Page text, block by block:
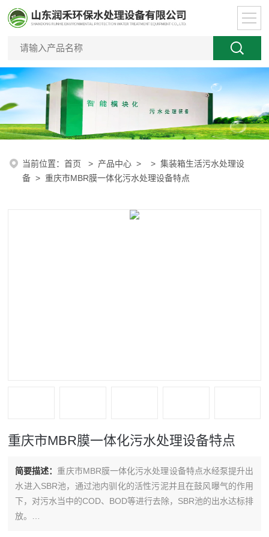
当前位置：首页 > 产品中心 > >集装箱生活污水处理设
备 > 重庆市MBR膜一体化污水处理设备特点
重庆市MBR膜一体化污水处理设备特点
简要描述： 重庆市MBR膜一体化污水处理设备特点水经泵提升出
水进入SBR池，通过池内驯化的活性污泥并且在鼓风曝气的作用
下，对污水当中的COD、BOD等进行去除，SBR池的出水达标排
放。